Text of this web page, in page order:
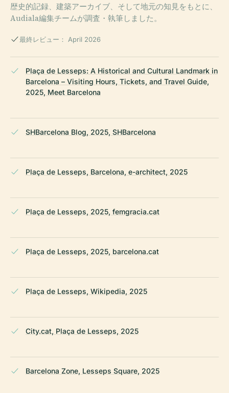
歴史的記録、建築アーカイブ、そして地元の知見をもとに、
Audiala編集チームが調査・執筆しました。
最終レビュー： April 2026
Plaça de Lesseps: A Historical and Cultural Landmark in
Barcelona – Visiting Hours, Tickets, and Travel Guide,
2025, Meet Barcelona
SHBarcelona Blog, 2025, SHBarcelona
Plaça de Lesseps, Barcelona, e-architect, 2025
Plaça de Lesseps, 2025, femgracia.cat
Plaça de Lesseps, 2025, barcelona.cat
Plaça de Lesseps, Wikipedia, 2025
City.cat, Plaça de Lesseps, 2025
Barcelona Zone, Lesseps Square, 2025